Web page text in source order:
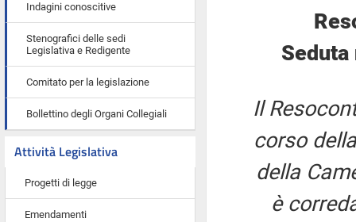
Indagini conoscitive
Stenografici delle sedi
Legislativa e Redigente
Comitato per la legislazione
Bollettino degli Organi Collegiali
Attività Legislativa
Progetti di legge
Emendamenti
Il
corso
della
è